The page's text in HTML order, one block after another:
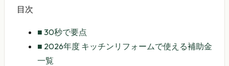
目次
■ 30秒で要点
■ 2026年度 キッチンリフォームで使える補助金
一覧